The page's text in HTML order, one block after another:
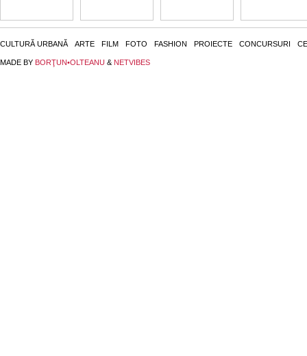
CULTURĂ URBANĂ ARTE FILM FOTO FASHION PROIECTE CONCURSURI
MADE BY BORŢUN•OLTEANU & NETVIBES